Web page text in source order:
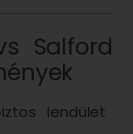
Salford
lendület